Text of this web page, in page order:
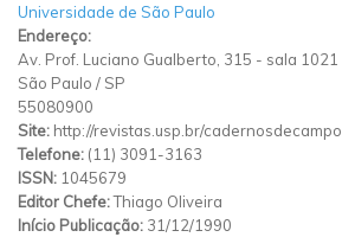
Universidade de São Paulo
Endereço:
Av. Prof. Luciano Gualberto, 315 - sala 1021
São Paulo / SP
55080900
Site: http://revistas.usp.br/cadernosdecampo
Telefone: (11) 3091-3163
ISSN: 1045679
Editor Chefe:Thiago Oliveira
Início Publicação: 31/12/1990